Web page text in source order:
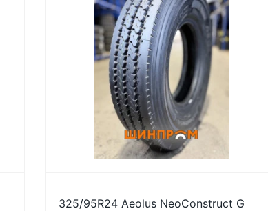
325/95R24 Aeolus NeoConstruct G